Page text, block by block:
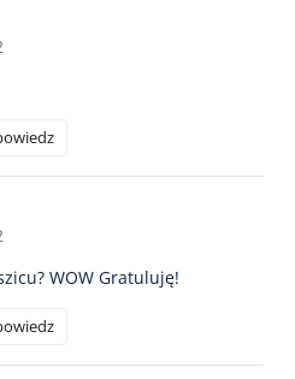
WOW Gratuluję!